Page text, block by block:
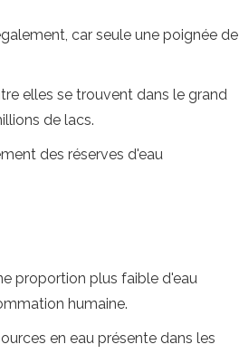
car seule une poignée de
elles se trouvent dans le grand
de lacs.
des réserves d'eau
proportion plus faible d'eau
humaine.
en eau présente dans les